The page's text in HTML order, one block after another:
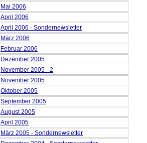
Mai 2006
April 2006
April 2006 - Sondernewsletter
März 2006
Februar 2006
Dezember 2005
November 2005 - 2
November 2005
Oktober 2005
September 2005
August 2005
April 2005
März 2005 - Sondernewsletter